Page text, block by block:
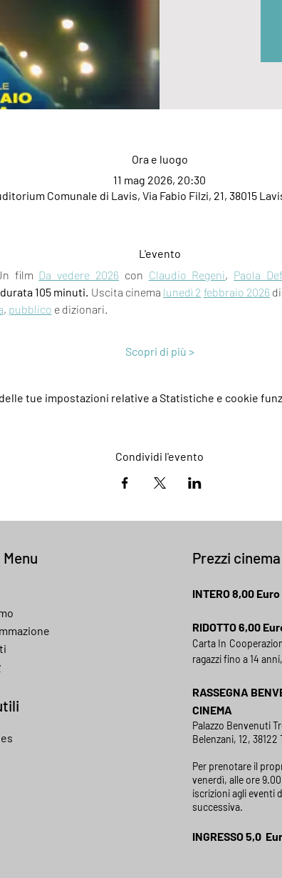
Ora e luogo
11 mag 2026, 20:30
Comunale di Lavis, Via Fabio Filzi, 21, 38015
L'evento
film Da vedere 2026 con Claudio Regeni, Paola
durata 105 minuti. Uscita cinema lunedì 2 febbraio 2026
, pubblico e dizionari.
Scopri di più >
tue impostazioni relative a Statistiche e cookie
Condividi l'evento
Prezzi cinema
INTERO 8,00 Euro
RIDOTTO 6,00
Carta In
ragazzi fino a 14
RASSEGNA
CINEMA
Palazzo Benvenuti
Belenzani, 12,
Per prenotare il
venerdì, alle ore
iscrizioni agli eventi
successiva.
INGRESSO 5,0